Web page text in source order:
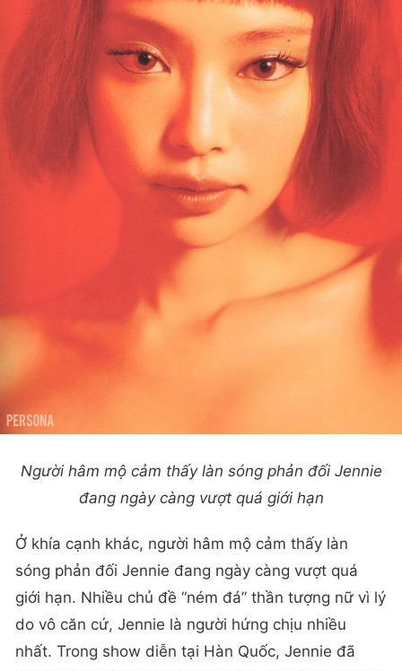
Người hâm mộ cảm thấy làn sóng phản đối Jennie
đang ngày càng vượt quá giới hạn
Ở khía cạnh khác, người hâm mộ cảm thấy làn
sóng phản đối Jennie đang ngày càng vượt quá
giới hạn. Nhiều chủ đề “ném đá” thần tượng nữ vì lý
do vô căn cứ, Jennie là người hứng chịu nhiều
nhất. Trong show diễn tại Hàn Quốc, Jennie đã